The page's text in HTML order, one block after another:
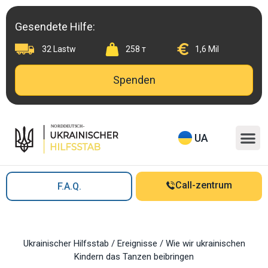
Skip
to
contentGesendete Hilfe:
32 Lastw 258 т 1,6 Mil
Spenden
UA
F.A.Q. Call-zentrum
Ukrainischer Hilfsstab / Ereignisse / Wie wir ukrainischen
Kindern das Tanzen beibringen